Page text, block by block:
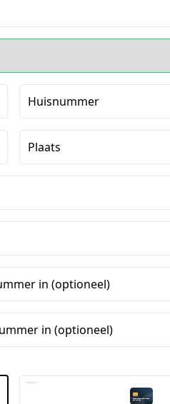
Huisnummer
Plaats
in (optioneel)
in (optioneel)